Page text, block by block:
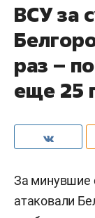
ВСУ за
раз –
еще 25
За минувшие
атаковали